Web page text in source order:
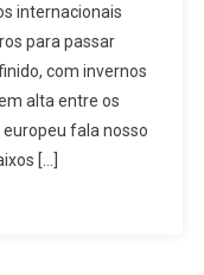
internacionais
para passar
com invernos
alta entre os
europeu fala nosso
[…]